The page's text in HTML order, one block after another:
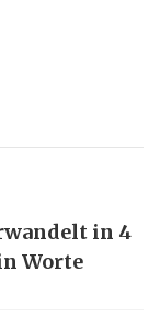
in 4
Worte